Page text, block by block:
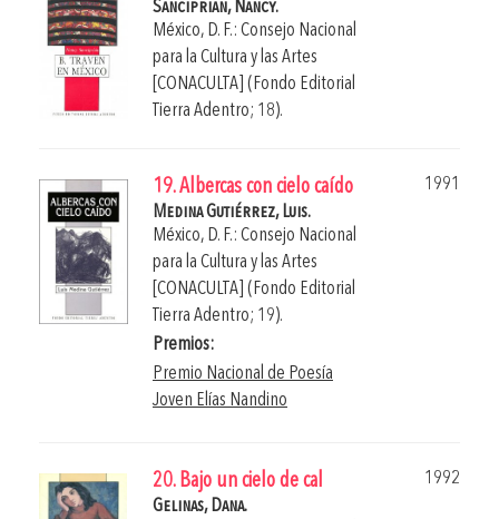
Sanciprian, Nancy.
México, D. F.: Consejo Nacional
para la Cultura y las Artes
[CONACULTA] (Fondo Editorial
Tierra Adentro; 18).
19. Albercas con cielo caído
1991
Medina Gutiérrez, Luis.
México, D. F.: Consejo Nacional
para la Cultura y las Artes
[CONACULTA] (Fondo Editorial
Tierra Adentro; 19).
Premios:
Premio Nacional de Poesía
Joven Elías Nandino
20. Bajo un cielo de cal
1992
Gelinas, Dana.